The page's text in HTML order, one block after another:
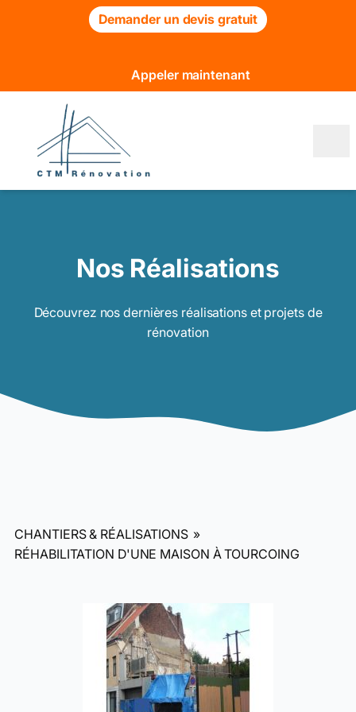
Demander un devis gratuit
Appeler maintenant
Nos Réalisations
Découvrez nos dernières réalisations et projets de
rénovation
CHANTIERS & RÉALISATIONS »
RÉHABILITATION D'UNE MAISON À TOURCOING